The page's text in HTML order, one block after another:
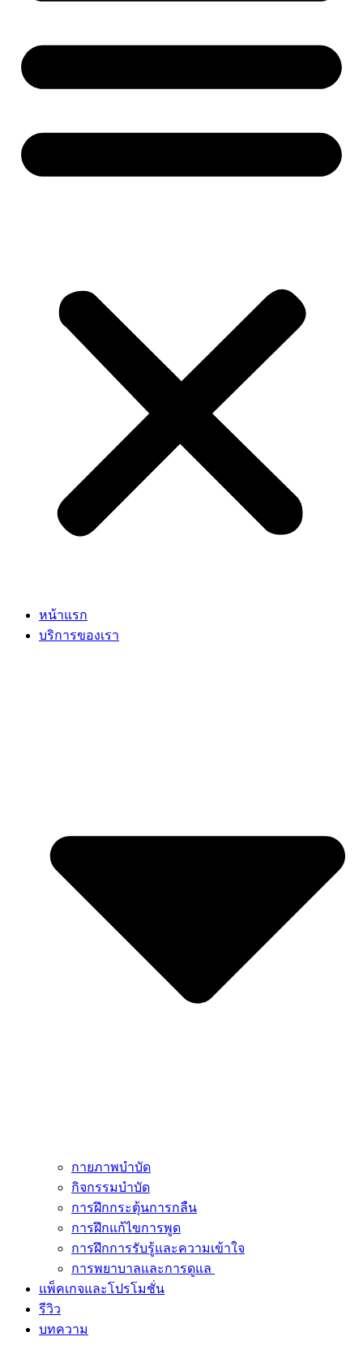
หน้าแรก
บริการของเรา
กายภาพบำบัด
กิจกรรมบำบัด
การฝึกกระตุ้นการกลืน
การฝึกแก้ไขการพูด
การฝึกการรับรู้และความเข้าใจ
การพยาบาลและการดูแล
แพ็คเกจและโปรโมชั่น
รีวิว
บทความ